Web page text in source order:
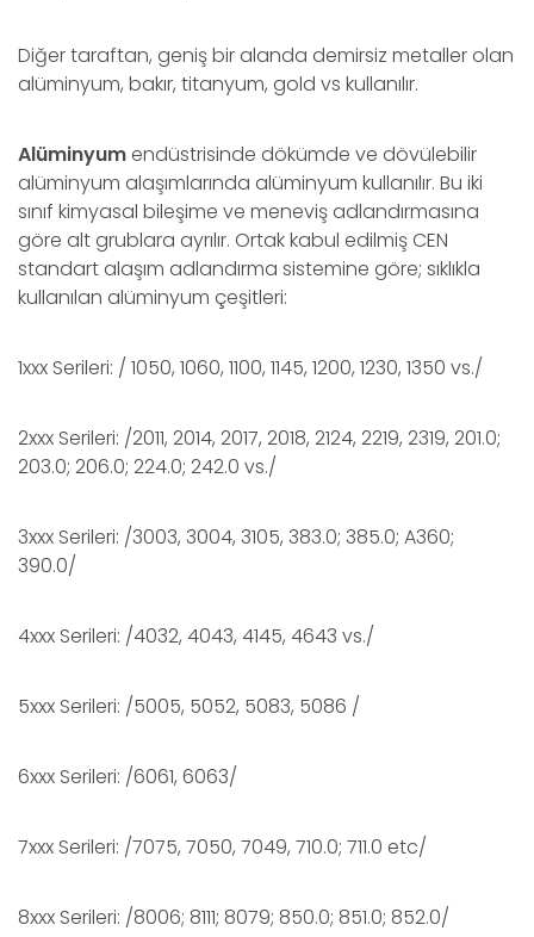
Diğer taraftan, geniş bir alanda demirsiz metaller olan
alüminyum, bakır, titanyum, gold vs kullanılır.
Alüminyumendüstrisinde dökümde ve dövülebilir
alüminyum alaşımlarında alüminyum kullanılır. Bu iki
sınıf kimyasal bileşime ve meneviş adlandırmasına
göre alt grublara ayrılır. Ortak kabul edilmiş CEN
standart alaşım adlandırma sistemine göre; sıklıkla
kullanılan alüminyum çeşitleri:
1xxx Serileri: / 1050, 1060, 1100, 1145, 1200, 1230, 1350 vs./
2xxx Serileri: /2011, 2014, 2017, 2018, 2124, 2219, 2319, 201.0;
203.0; 206.0; 224.0; 242.0 vs./
3xxx Serileri: /3003, 3004, 3105, 383.0; 385.0; A360;
390.0/
4xxx Serileri: /4032, 4043, 4145, 4643 vs./
5xxx Serileri: /5005, 5052, 5083, 5086 /
6xxx Serileri: /6061, 6063/
7xxx Serileri: /7075, 7050, 7049, 710.0; 711.0 etc/
8xxx Serileri: /8006; 8111; 8079; 850.0; 851.0; 852.0/